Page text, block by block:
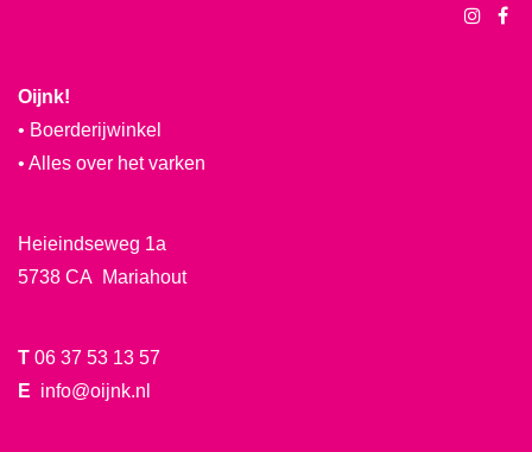
Oijnk!
• Boerderijwinkel
• Alles over het varken
Heieindseweg 1a
5738 CA Mariahout
T 06 37 53 13 57
E info@oijnk.nl